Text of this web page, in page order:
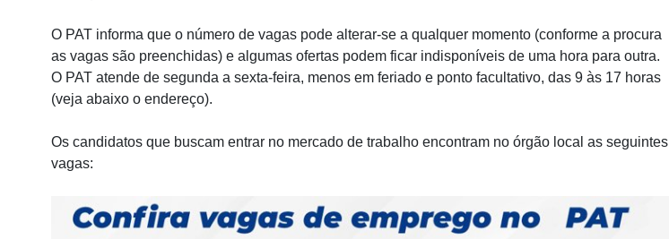
O PAT informa que o número de vagas pode alterar-se a qualquer momento (conforme a procura
as vagas são preenchidas) e algumas ofertas podem ficar indisponíveis de uma hora para outra.
O PAT atende de segunda a sexta-feira, menos em feriado e ponto facultativo, das 9 às 17 horas
(veja abaixo o endereço).
Os candidatos que buscam entrar no mercado de trabalho encontram no órgão local as seguintes
vagas: